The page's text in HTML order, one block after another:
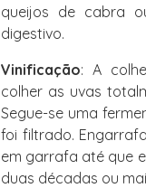
queijos de cabra
digestivo.
Vinificação: A
colher as uvas
Segue-se uma
foi filtrado.
em garrafa até que
duas décadas ou